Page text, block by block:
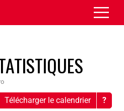
?
Télécharger le calendrier